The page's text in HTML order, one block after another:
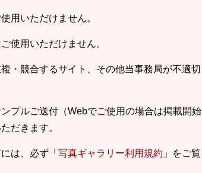
用いただけません。
使用いただけません。
・競合するサイト、その他当事務局が不適
プルご送付（Webでご使用の場合は掲載開
だきます。
は、必ず「 写真ギャラリー利用規約 」をご